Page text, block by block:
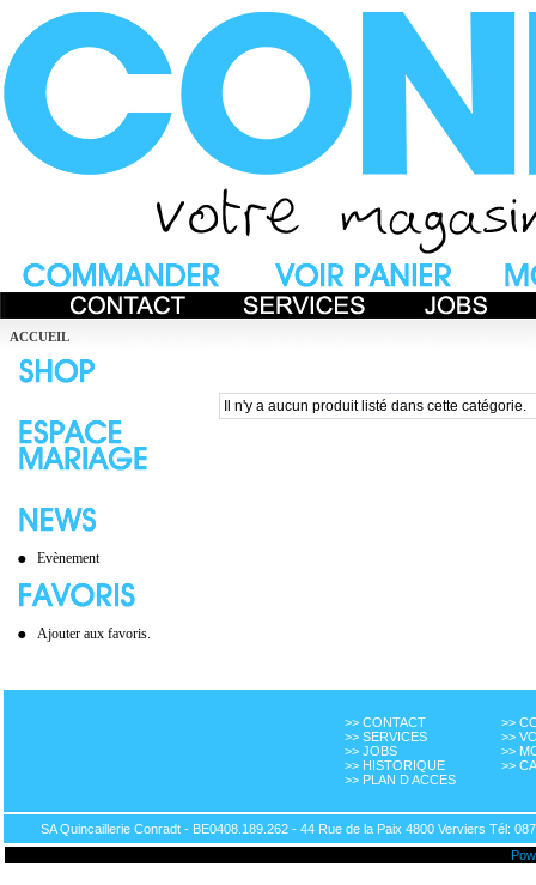
ACCUEIL
Evènement
Ajouter aux favoris.
Il n'y a aucun produit listé dans cette catégorie.
>> CONTACT
>> SERVICES
>> JOBS
>> HISTORIQUE
>> PLAN D ACCES
>>
>>
>>
>>
SA Quincaillerie Conradt - BE0408.189.262 - 44 Rue de la Paix 4800 Verviers Tél: